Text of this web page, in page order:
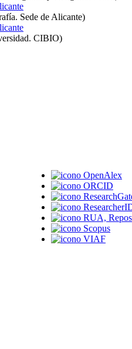
Sede de Alicante)
CIBIO)
OpenAlex
ORCID
RUA,
Scopus
VIAF